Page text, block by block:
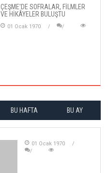
ÇEŞME'DE SOFRALAR, FİLMLER
VE HİKÂYELER BULUŞTU
01 Ocak 1970
BU HAFTA BU AY
01 Ocak 1970